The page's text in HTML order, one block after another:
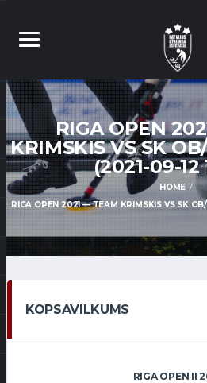
RIGA OPEN
KRIMSKIS VS SK
(2021-09-12
HOME
RIGA OPEN 2021 — TEAM KRIMSKIS VS SK
KOPSAVILKUMS
RIGA OPEN II